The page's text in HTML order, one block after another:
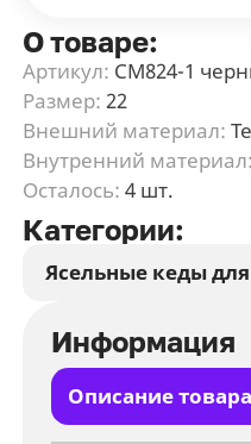
О товаре:
Артикул: СМ824-1
Размер: 22
Внешний материал:
Внутренний материал:
Осталось: 4 шт.
Категории:
Ясельные кеды
Информация
Описание товара